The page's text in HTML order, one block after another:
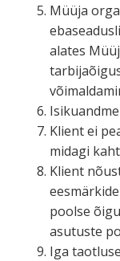
Müüja
alates
Klient ei
midagi
Klient
poolse
asutuste
Iga